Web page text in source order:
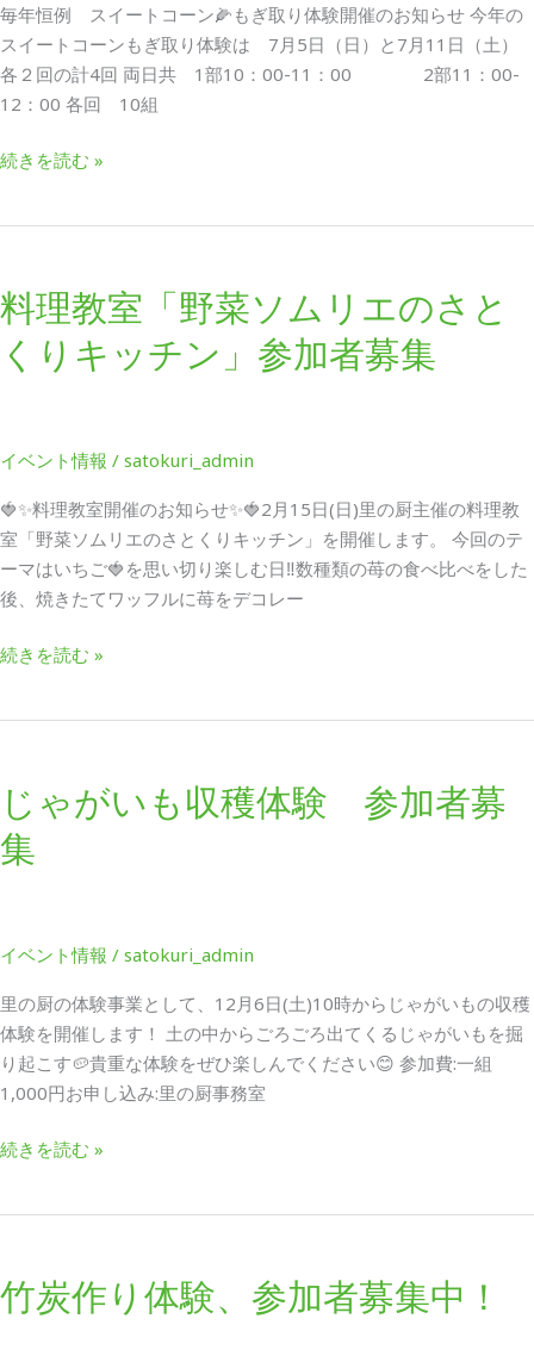
毎年恒例 スイートコーン🌽もぎ取り体験開催のお知らせ 今年の
スイートコーンもぎ取り体験は 7月5日（日）と7月11日（土）
各２回の計4回 両日共 1部10：00-11：00 2部11：00-
12：00 各回 10組
ぎ
取
り
験
続きを読む »
料理教室「野菜ソムリエのさと
くりキッチン」参加者募集
イベント情報 / satokuri_admin
🍓✨料理教室開催のお知らせ✨🍓2月15日(日)里の厨主催の料理教
室「野菜ソムリエのさとくりキッチン」を開催します。 今回のテ
ーマはいちご🍓を思い切り楽しむ日‼️数種類の苺の食べ比べをした
後、焼きたてワッフルに苺をデコレー
教
室
「野
ム
エ
の
さ
と
り
ッ
参
加
者
続きを読む »
じゃがいも収穫体験 参加者募
集
イベント情報 / satokuri_admin
里の厨の体験事業として、12月6日(土)10時からじゃがいもの収穫
体験を開催します！ 土の中からごろごろ出てくるじゃがいもを掘
り起こす🥔貴重な体験をぜひ楽しんでください😊 参加費:一組
1,000円お申し込み:里の厨事務室
が
い
も
体
参
加
者
募
続きを読む »
竹炭作り体験、参加者募集中！
作
り